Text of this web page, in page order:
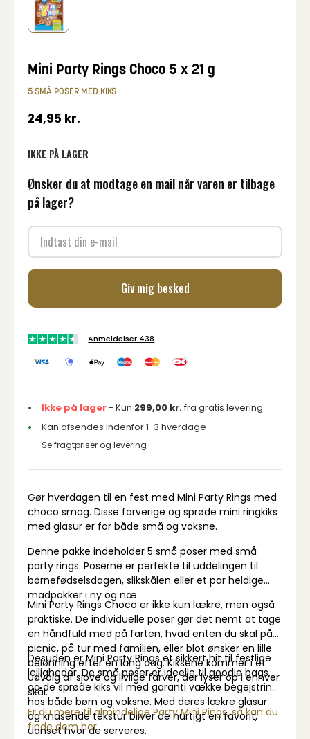
Mini Party Rings Choco 5 x 21 g
5 SMÅ POSER MED KIKS
24,95 kr.
IKKE PÅ LAGER
Ønsker du at modtage en mail når varen er tilbage
på lager?
Giv mig besked
Anmeldelser 438
Ikke på lager- Kun 299,00 kr.fra gratis levering
Kan afsendes indenfor 1-3 hverdage
Se fragtpriser og levering
Gør hverdagen til en fest med Mini Party Rings med
choco smag. Disse farverige og sprøde mini ringkiks
med glasur er for både små og voksne.
Denne pakke indeholder 5 små poser med små
party rings. Poserne er perfekte til uddelingen til
børnefødselsdagen, slikskålen eller et par heldige
madpakker i ny og næ.
Mini Party Rings Choco er ikke kun lækre, men også
praktiske. De individuelle poser gør det nemt at tage
en håndfuld med på farten, hvad enten du skal på
picnic, på tur med familien, eller blot ønsker en lille
belønning efter en lang dag. Kiksene kommer i et
udvalg af sjove og livlige farver, der lyser op i enhver
skål.
Desuden er Mini Party Rings et sikkert hit til festlige
lejligheder. De små poser er ideelle til goodie bags,
og de sprøde kiks vil med garanti vække begejstring
hos både børn og voksne. Med deres lækre glasur
og knasende tekstur bliver de hurtigt en favorit,
uanset hvor de serveres.
Er du mere til almindelige Party Mini Rings, så kan du
finde dem her.